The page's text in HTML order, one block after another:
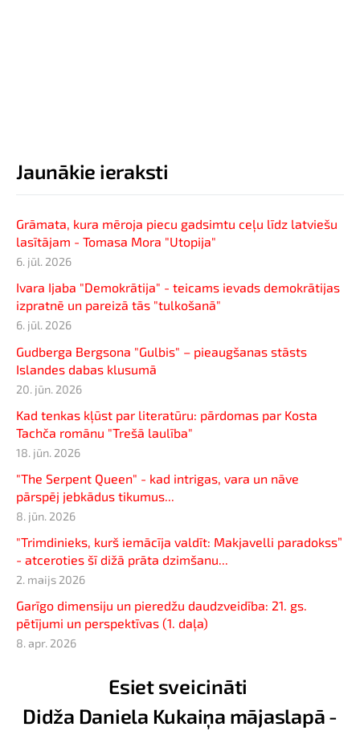
Jaunākie ieraksti
Grāmata, kura mēroja piecu gadsimtu ceļu līdz latviešu
lasītājam - Tomasa Mora "Utopija"
6. jūl. 2026
Ivara Ijaba "Demokrātija" - teicams ievads demokrātijas
izpratnē un pareizā tās "tulkošanā"
6. jūl. 2026
Gudberga Bergsona "Gulbis" – pieaugšanas stāsts
Islandes dabas klusumā
20. jūn. 2026
Kad tenkas kļūst par literatūru: pārdomas par Kosta
Tachča romānu "Trešā laulība"
18. jūn. 2026
"The Serpent Queen" - kad intrigas, vara un nāve
pārspēj jebkādus tikumus...
8. jūn. 2026
"Trimdinieks, kurš iemācīja valdīt: Makjavelli paradokss”
- atceroties šī dižā prāta dzimšanu...
2. maijs 2026
Garīgo dimensiju un pieredžu daudzveidība: 21. gs.
pētījumi un perspektīvas (1. daļa)
8. apr. 2026
Esiet sveicināti
Didža Daniela Kukaiņa mājaslapā -